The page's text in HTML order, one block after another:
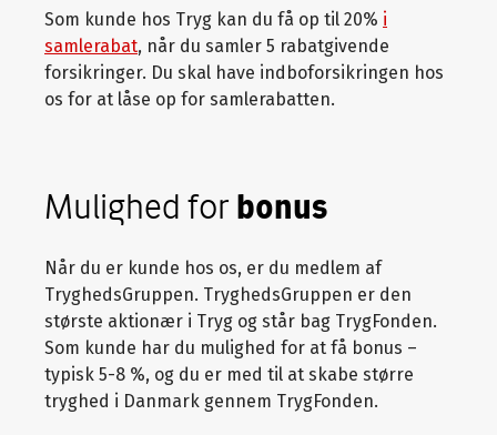
Som kunde hos Tryg kan du få op til 20% i
samlerabat, når du samler 5 rabatgivende
forsikringer. Du skal have indboforsikringen hos
os for at låse op for samlerabatten.
Mulighed for bonus
Når du er kunde hos os, er du medlem af
TryghedsGruppen. TryghedsGruppen er den
største aktionær i Tryg og står bag TrygFonden.
Som kunde har du mulighed for at få bonus –
typisk 5-8 %, og du er med til at skabe større
tryghed i Danmark gennem TrygFonden.